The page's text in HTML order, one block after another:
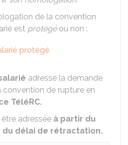
de la convention
est protégéou non :
protégé
adresse la demande
de rupture en
TéléRC.
adressée à partir du
du délai de rétractation.